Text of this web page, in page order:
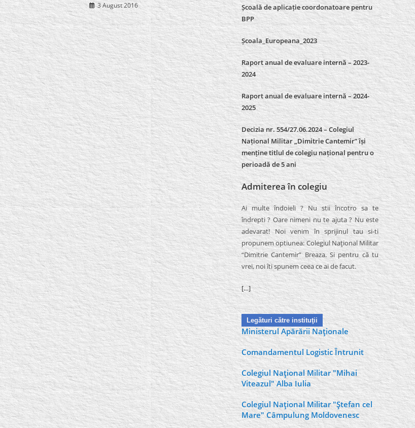
3 August 2016
Școală de aplicație coordonatoare pentru
BPP
Școala_Europeana_2023
Raport anual de evaluare internă – 2023-
2024
Raport anual de evaluare internă –2024-
2025
Decizia nr. 554/27.06.2024 – Colegiul
Național Militar „Dimitrie Cantemir” își
menține titlul de colegiu național pentru o
perioadă de 5 ani
Admiterea în colegiu
Ai multe îndoieli ? Nu stii încotro sa te
îndrepti ? Oare nimeni nu te ajuta ? Nu este
adevarat! Noi venim în sprijinul tau si-ti
propunem optiunea: Colegiul Naţional Militar
“Dimitrie Cantemir” Breaza. Si pentru că tu
vrei, noi îti spunem ceea ce ai de facut.
[…]
Legături către instituţii
Ministerul Apărării Naţionale
Comandamentul Logistic Întrunit
Colegiul Naţional Militar "Mihai
Viteazul" Alba Iulia
Colegiul Naţional Militar "Ştefan cel
Mare" Câmpulung Moldovenesc